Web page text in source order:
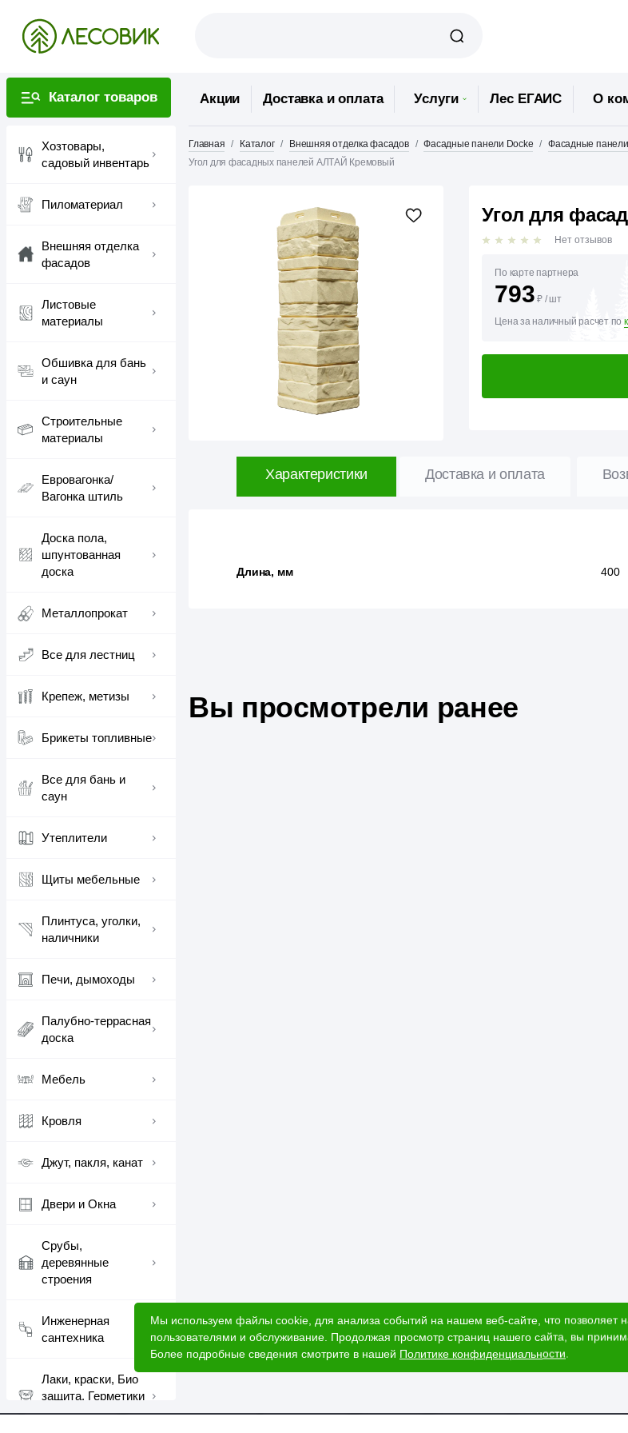
Каталог товаров
Хозтовары,
садовый инвентарь
Пиломатериал
Внешняя отделка
фасадов
Листовые
материалы
Обшивка для бань
и саун
Строительные
материалы
Евровагонка/
Вагонка штиль
Доска пола,
шпунтованная
доска
Металлопрокат
Все для лестниц
Крепеж, метизы
Брикеты топливные
Все для бань и
саун
Утеплители
Щиты мебельные
Плинтуса, уголки,
наличники
Печи, дымоходы
Палубно-террасная
доска
Мебель
Кровля
Джут, пакля, канат
Двери и Окна
Срубы,
деревянные
строения
Инженерная
сантехника
Лаки, краски, Био
защита, Герметики
шовные
Акции Доставка и оплата Услуги Лес ЕГАИС О
Главная Каталог Внешняя отделка фасадов Фасадные панели Docke Фасадные
Угол для фасадных панелей АЛТАЙ Кремовый
Угол для
Нет отзывов
По карте партнера
793 ₽ / шт
Цена за наличный расчет по
Характеристики Доставка и оплата
Длина, мм 400
Вы просмотрели ранее
Мы используем файлы cookie, для анализа событий на нашем веб-сайте, что позволяет
пользователями и обслуживание. Продолжая просмотр страниц нашего сайта, вы
Более подробные сведения смотрите в нашей Политике конфиденциальности.